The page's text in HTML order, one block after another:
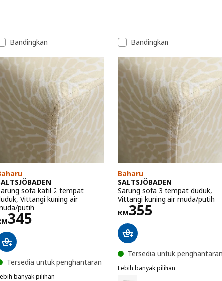
Senarai keputusan
Bandingkan
sofa katil 2 tempat
Vittangi kuning air
putih
345 RM 345
Tersedia untuk penghantaran
banyak pilihan
Bandingkan
Baharu
SALTSJÖBADEN
Sarung sofa 3 tempat duduk,
Vittangi kuning air muda/putih
RM355
Harga RM 355
Tersedia untuk penghantaran
Lebih banyak pilihan